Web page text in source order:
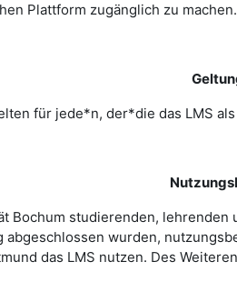
Plattform zugänglich zu
für jede*n, der*die das LMS
Bochum studierenden,
wurden,
das LMS nutzen. Des